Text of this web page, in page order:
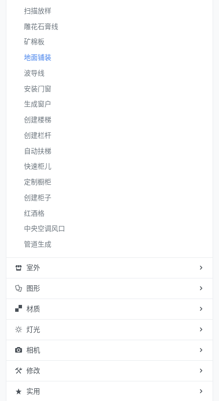
扫描放样
雕花石膏线
矿棉板
地面铺装
波导线
安装门窗
生成窗户
创建楼梯
创建栏杆
自动扶梯
快速柜儿
定制橱柜
创建柜子
红酒格
中央空调风口
管道生成
室外
图形
材质
灯光
相机
修改
实用